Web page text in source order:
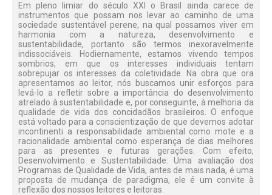
Em pleno limiar do século XXI o Brasil ainda carece de
instrumentos que possam nos levar ao caminho de uma
sociedade sustentável perene, na qual possamos viver em
harmonia com a natureza, desenvolvimento e
sustentabilidade, portanto são termos inexoravelmente
indissociáveis. Hodiernamente, estamos vivendo tempos
sombrios, em que os interesses individuais tentam
sobrepujar os interesses da coletividade. Na obra que ora
apresentamos ao leitor, nós buscamos unir esforços para
levá-lo a refletir sobre a importância do desenvolvimento
atrelado à sustentabilidade e, por conseguinte, à melhoria da
qualidade de vida dos concidadãos brasileiros. O enfoque
está voltado para a conscientização de que devemos adotar
incontinenti a responsabilidade ambiental como mote e a
racionalidade ambiental como esperança de dias melhores
para as presentes e futuras gerações. Com efeito,
Desenvolvimento e Sustentabilidade: Uma avaliação dos
Programas de Qualidade de Vida, antes de mais nada, é uma
proposta de mudança de paradigma, ele é um convite à
reflexão dos nossos leitores e leitoras.